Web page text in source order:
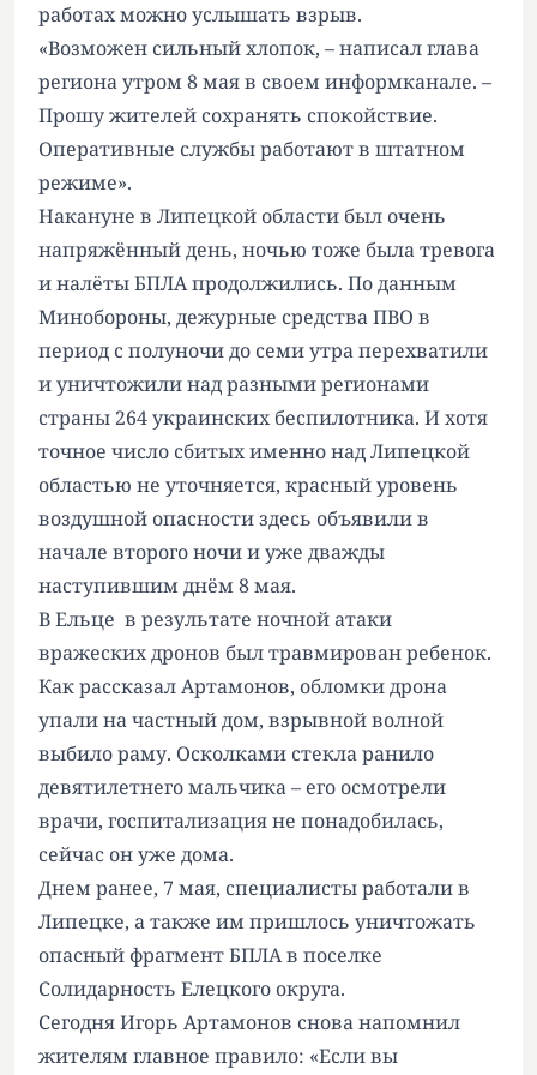
работах можно услышать взрыв.
«Возможен сильный хлопок, – написал глава
региона утром 8 мая в своем информканале. –
Прошу жителей сохранять спокойствие.
Оперативные службы работают в штатном
режиме».
Накануне в Липецкой области был очень
напряжённый день, ночью тоже была тревога
и налёты БПЛА продолжились. По данным
Минобороны, дежурные средства ПВО в
период с полуночи до семи утра перехватили
и уничтожили над разными регионами
страны 264 украинских беспилотника. И хотя
точное число сбитых именно над Липецкой
областью не уточняется, красный уровень
воздушной опасности здесь объявили в
начале второго ночи и уже дважды
наступившим днём 8 мая.
В Ельце в результате ночной атаки
вражеских дронов был травмирован ребенок.
Как рассказал Артамонов, обломки дрона
упали на частный дом, взрывной волной
выбило раму. Осколками стекла ранило
девятилетнего мальчика – его осмотрели
врачи, госпитализация не понадобилась,
сейчас он уже дома.
Днем ранее, 7 мая, специалисты работали в
Липецке, а также им пришлось уничтожать
опасный фрагмент БПЛА в поселке
Солидарность Елецкого округа.
Сегодня Игорь Артамонов снова напомнил
жителям главное правило: «Если вы